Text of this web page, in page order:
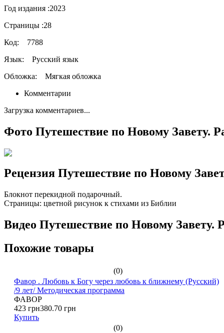
Год издания :2023
Страницы :28
Код: 7788
Язык: Русский язык
Обложка: Мягкая обложка
Комментарии
Загрузка комментариев...
Фото Путешествие по Новому Завету.
Рецензия Путешествие по Новому
Блокнот перекидной подарочный.
Страницы: цветной рисунок к стихами из Библии
Видео Путешествие по Новому Завету.
Похожие товары
(0)
Фавор . Любовь к Богу через любовь к ближнему (Русский)
/9 лет/ Методическая программа
ФАВОР
423 грн380.70 грн
Купить
(0)